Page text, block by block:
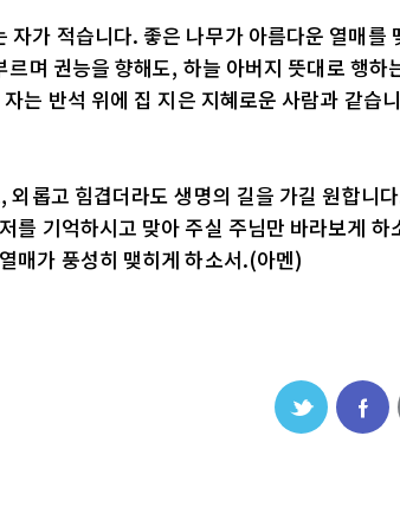
가 적습니다. 좋은 나무가 아름다운 열매를
며 권능을 향해도, 하늘 아버지 뜻대로 행하
는 반석 위에 집 지은 지혜로운 사람과 같습
롭고 힘겹더라도 생명의 길을 가길 원합니
를 기억하시고 맞아 주실 주님만 바라보게 하
매가 풍성히 맺히게 하소서.(아멘)